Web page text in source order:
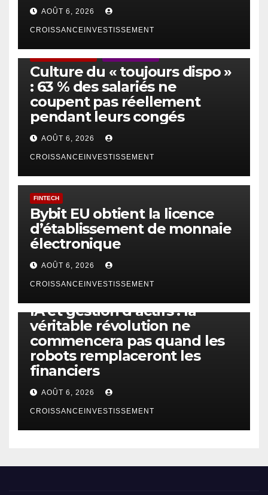
AOÛT 6, 2026
CROISSANCEINVESTISSEMENT
Culture du « toujours dispo »
: 63 % des salariés ne
coupent pas réellement
pendant leurs congés
AOÛT 6, 2026
CROISSANCEINVESTISSEMENT
FINTECH
Bybit EU obtient la licence
d’établissement de monnaie
électronique
AOÛT 6, 2026
CROISSANCEINVESTISSEMENT
IA et gestion d’actifs : la
véritable révolution ne
commencera pas quand les
robots remplaceront les
financiers
AOÛT 6, 2026
CROISSANCEINVESTISSEMENT